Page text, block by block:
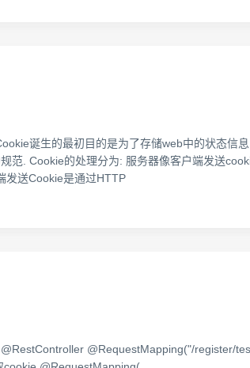
诞生的最初目的是为了存储web中的状态信
范. Cookie的处理分为: 服务器像客户端发送
发送Cookie是通过HTTP
@RequestMapping("/register/